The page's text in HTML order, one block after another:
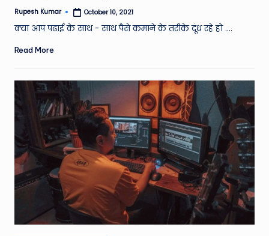
Posted
Rupesh Kumar October 10, 2021
क्या आप पढाई के साथ - साथ पैसे कमाने के तरीके दूंध रहे हो .…
Read More